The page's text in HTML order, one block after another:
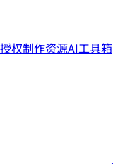
权制作资源AI工具箱